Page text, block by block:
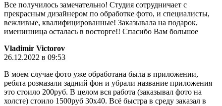
Все получилось замечательно! Студия сотрудничает с
прекрасным дизайнером по обработке фото, и специалисты,
вежливые, квалифицированные! Заказывала на подарок,
именинница осталась в восторге!! Спасибо Вам большое
Vladimir Victorov
26.12.2022 в 09:53
В моем случае фото уже обработана была в приложении,
ребята розмазали задний фон и убрали название приложения
это стоило 200руб. В целом вся работа (заказывал фото на
холсте) стоило 1500руб 30х40. Всё быстра в среду заказал в